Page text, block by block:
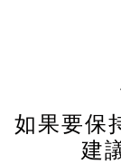
如果要保
建